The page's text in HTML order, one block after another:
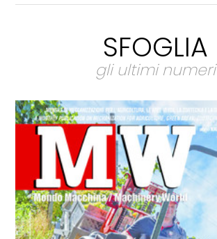
SFOGLIA
gli ultimi numeri